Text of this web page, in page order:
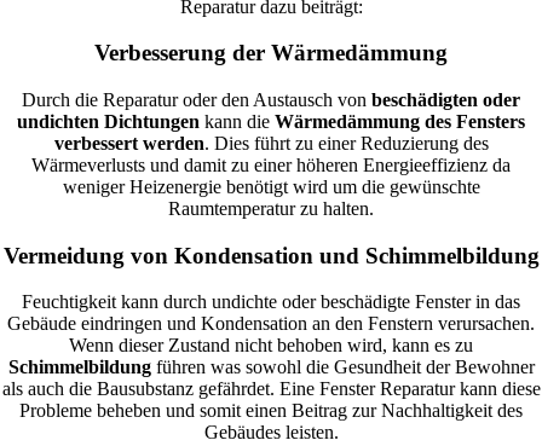
Reparatur dazu beiträgt:
Verbesserung der Wärmedämmung
Durch die Reparatur oder den Austausch von beschädigten oder
undichten Dichtungen kann die Wärmedämmung des Fensters
verbessert werden. Dies führt zu einer Reduzierung des
Wärmeverlusts und damit zu einer höheren Energieeffizienz da
weniger Heizenergie benötigt wird um die gewünschte
Raumtemperatur zu halten.
Vermeidung von Kondensation und Schimmelbildung
Feuchtigkeit kann durch undichte oder beschädigte Fenster in das
Gebäude eindringen und Kondensation an den Fenstern verursachen.
Wenn dieser Zustand nicht behoben wird, kann es zu
Schimmelbildungführen was sowohl die Gesundheit der Bewohner
als auch die Bausubstanz gefährdet. Eine Fenster Reparatur kann diese
Probleme beheben und somit einen Beitrag zur Nachhaltigkeit des
Gebäudes leisten.